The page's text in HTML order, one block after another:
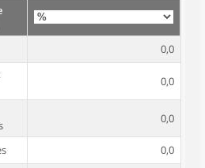
0,0
0,0
0,0
0,0